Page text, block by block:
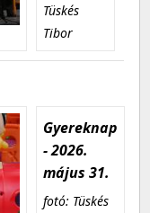
Tüskés
Tibor
Gyereknap
- 2026.
május 31.
fotó: Tüskés